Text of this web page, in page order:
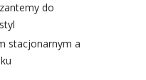
do
stacjonarnym a